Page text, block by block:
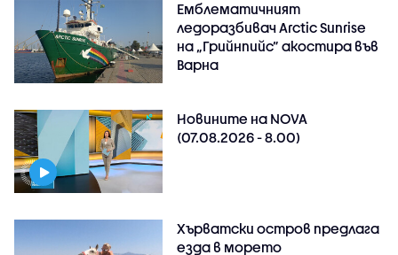
Емблематичният
ледоразбивач Arctic Sunrise
на „Грийнпийс” акостира във
Варна
Новините на NOVA
(07.08.2026 - 8.00)
Хърватски остров предлага
езда в морето